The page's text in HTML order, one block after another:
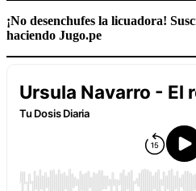
¡No desenchufes la licuadora!
haciendo Jugo.pe